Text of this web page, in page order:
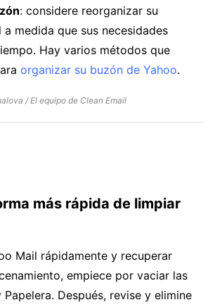
: considere reorganizar su
medida que sus necesidades
Hay varios métodos que
organizar su buzón de Yahoo.
/ El equipo de Clean Email
más rápida de limpiar
Mail rápidamente y recuperar
empiece por vaciar las
Después, revise y elimine